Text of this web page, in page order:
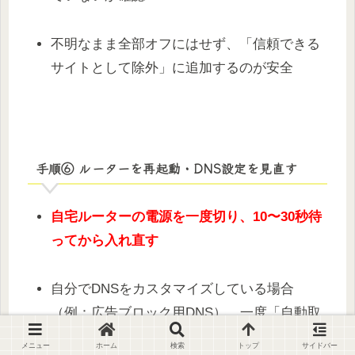
不明なまま全部オフにはせず、「信頼できる
サイトとして除外」に追加するのが安全
手順⑥ ルーターを再起動・DNS設定を見直す
自宅ルーターの電源を一度切り、10〜30秒待
ってから入れ直す
自分でDNSをカスタマイズしている場合
（例：広告ブロック用DNS）、一度「自動取
得」に戻す
メニュー ホーム 検索 トップ サイドバー